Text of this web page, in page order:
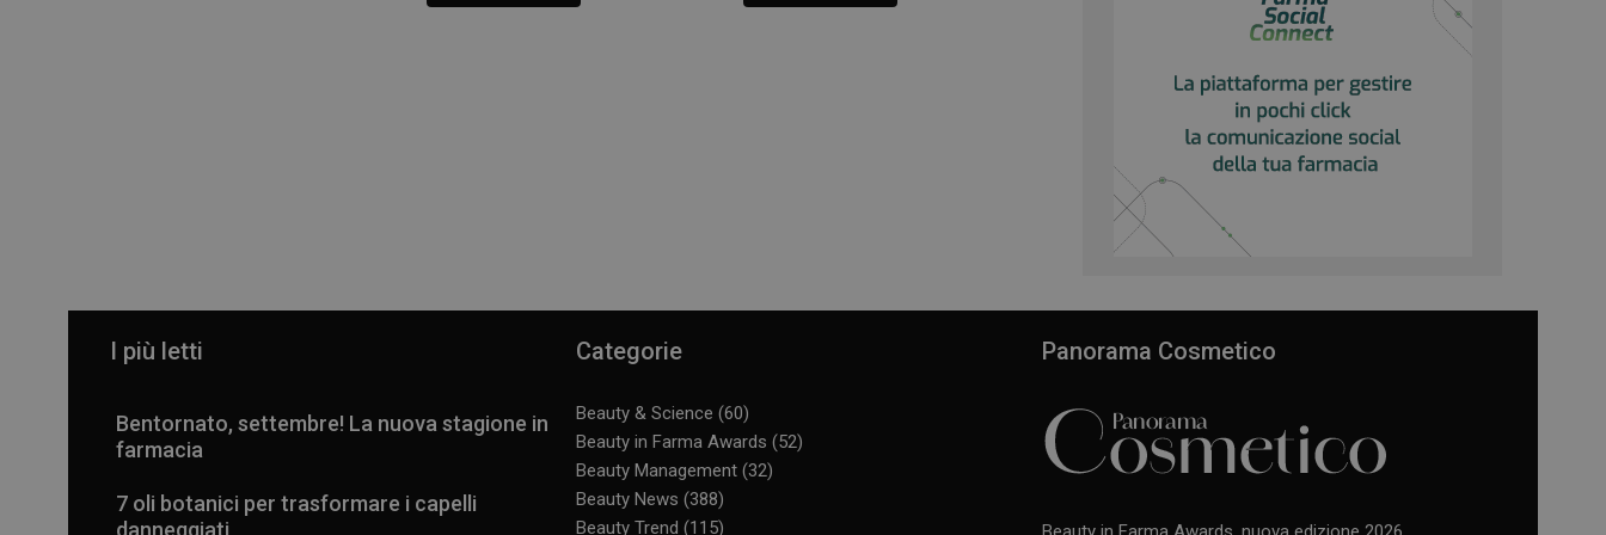
I più letti
Bentornato, settembre! La nuova stagione in
farmacia
7 oli botanici per trasformare i capelli
danneggiati
Categorie
Beauty & Science (60)
Beauty in Farma Awards (52)
Beauty Management(32)
Beauty News (388)
Beauty Trend (115)
Panorama Cosmetico